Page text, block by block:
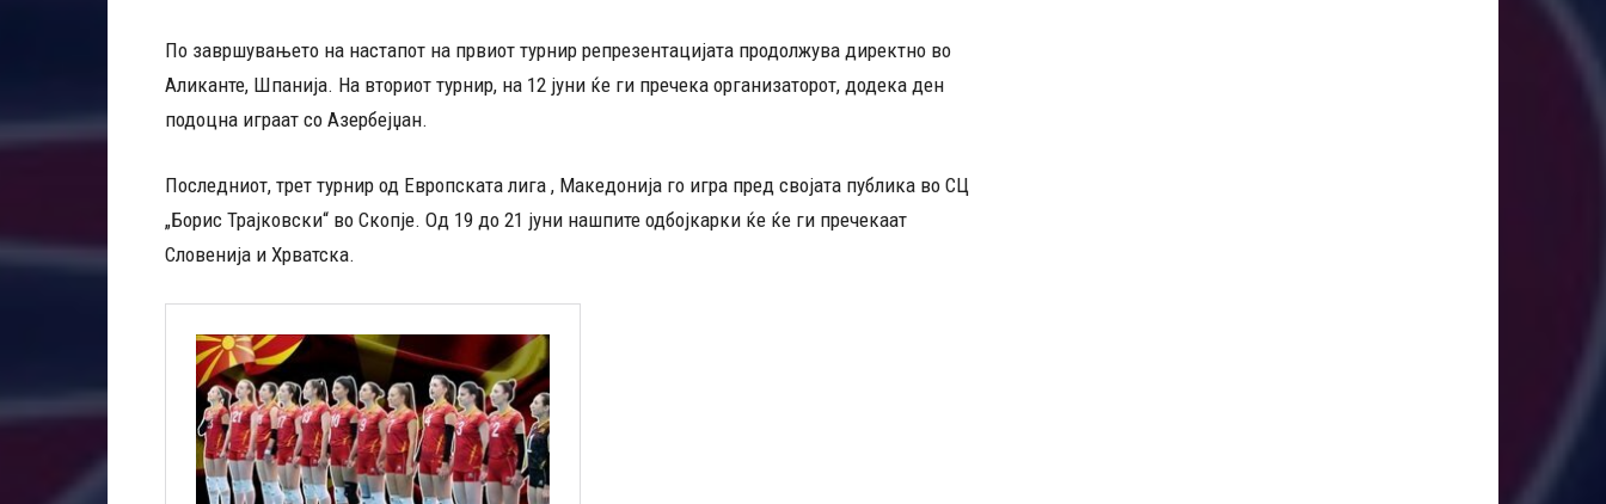
По завршувањето на настапот на првиот турнир репрезентацијата продолжува директно во
Аликанте, Шпанија. На вториот турнир, на 12 јуни ќе ги пречека организаторот, додека ден
подоцна играат со Азербејџан.
Последниот, трет турнир од Европската лига , Македонија го игра пред својата публика во СЦ
„Борис Трајковски“ во Скопје. Од 19 до 21 јуни нашпите одбојкарки ќе ќе ги пречекаат
Словенија и Хрватска.